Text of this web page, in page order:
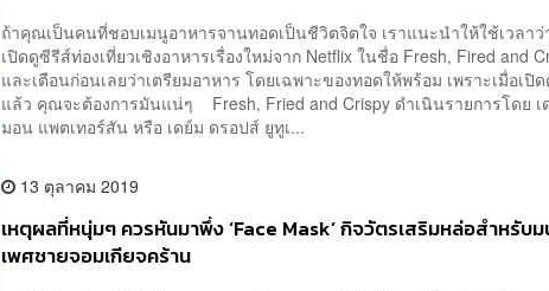
ถ้าคุณเป็นคนที่ชอบเมนูอาหารจานทอดเป็นชีวิตจิตใจ เราแนะนำให้ใช้เวลาว่
เปิดดูซีรีส์ท่องเที่ยวเชิงอาหารเรื่องใหม่จาก Netflix ในชื่อ Fresh, Fired and
และเตือนก่อนเลยว่าเตรียมอาหาร โดยเฉพาะของทอดให้พร้อม เพราะเมื่อเปิ
แล้ว คุณจะต้องการมันแน่ๆ Fresh, Fried and Crispy ดำเนินรายการโดย เ
มอน แพตเทอร์สัน หรือ เดย์ม ดรอปส์ ยูทูเ...
13 ตุลาคม 2019
เหตุผลที่หนุ่มๆ ควรหันมาพึ่ง ‘Face Mask’ กิจวัตรเสริมหล่อสำหรับ
เพศชายจอมเกียจคร้าน